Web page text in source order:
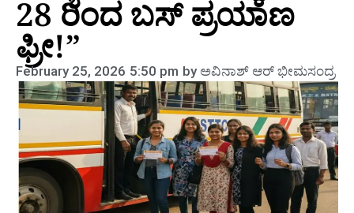
28 ರಿಂದ ಬಸ್ ಪ್ರಯಾಣ
ಫ್ರೀ!”
February 25, 2026 5:50 pm byಅವಿನಾಶ್‌ ಆರ್‌ ಭೀಮಸಂದ್ರ